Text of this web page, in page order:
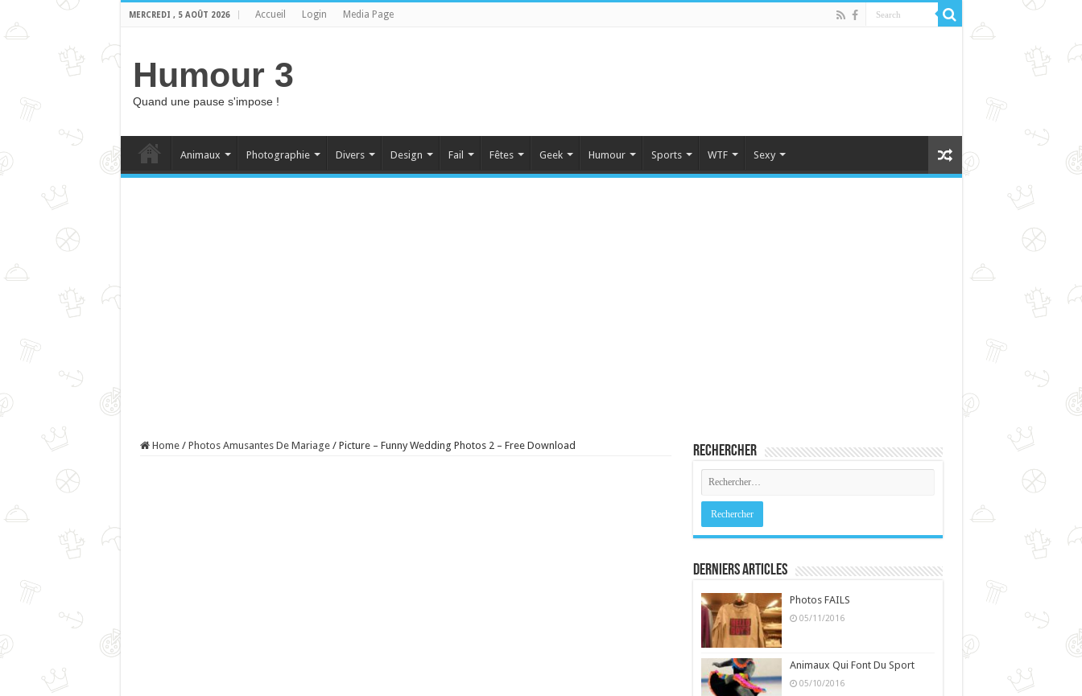
MERCREDI , 5 AOÛT 2026 Accueil Login Media Page
Humour 3
Quand une pause s'impose !
Animaux Photographie Divers Design Fail Fêtes Geek Humour Sports WTF Sexy
Home / Photos Amusantes De Mariage / Picture – Funny Wedding Photos 2 – Free Download Rechercher
Derniers Articles
Photos FAILS
05/11/2016
Animaux Qui Font Du Sport
05/10/2016